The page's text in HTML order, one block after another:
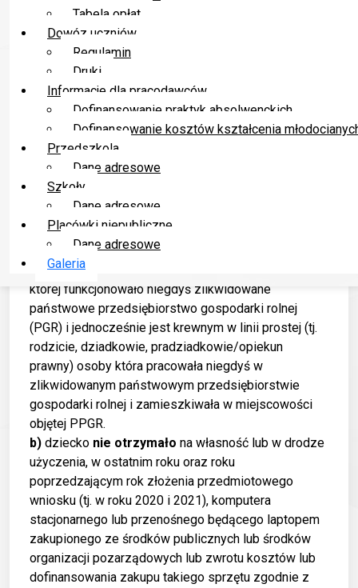
Tabela opłat
Dowóz uczniów
Regulamin
Druki
Informacje dla pracodawców
Dofinansowanie praktyk absolwenckich
Dofinansowanie kosztów kształcenia
Przedszkola
Dane adresowe
Szkoły
Dane adresowe
Placówki niepubliczne
Dane adresowe
Galeria
ograniczeń związanych z dostępem do komputera i
internetu, które pojawiły się w czasie pandemii
COVID-19 i związaną z nią nauką zdalną. Pozostałe
cele programu to przede wszystkim:
• przeciwdziałanie nierównościom społecznym,
• cyfryzacja terenów popegeerowskich,
• poprawa jakości życia mieszkańców,
• rozwój cyfrowy dzieci i młodzieży z rodzin byłych
pracowników PGR
W związku z powyższym uprawnieni mieszkańcy
gminy Kluczbork mogą składać wnioski aby
skorzystać z tej formy pomocy.
O wsparcie mogą starać się rodziny, których:
dziecko zamieszkuje miejscowość lub gminę, w
której funkcjonowało niegdyś zlikwidowane
państwowe przedsiębiorstwo gospodarki rolnej
(PGR) i jednocześnie jest krewnym w linii prostej (tj.
rodzicie, dziadkowie, pradziadkowie/opiekun
prawny) osoby która pracowała niegdyś w
zlikwidowanym państwowym przedsiębiorstwie
gospodarki rolnej i zamieszkiwała w miejscowości
objętej PPGR.
b) dziecko nie otrzymało na własność lub w drodze
użyczenia, w ostatnim roku oraz roku
poprzedzającym rok złożenia przedmiotowego
wniosku (tj. w roku 2020 i 2021), komputera
stacjonarnego lub przenośnego będącego laptopem
zakupionego ze środków publicznych lub środków
organizacji pozarządowych lub zwrotu kosztów lub
dofinansowania zakupu takiego sprzętu zgodnie z